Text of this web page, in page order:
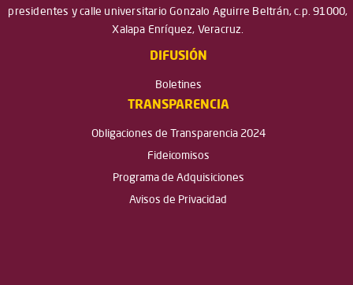
presidentes y calle universitario Gonzalo Aguirre Beltrán, c.p. 91000,
Xalapa Enríquez, Veracruz.
DIFUSIÓN
Boletines
TRANSPARENCIA
Obligaciones de Transparencia 2024
Fideicomisos
Programa de Adquisiciones
Avisos de Privacidad